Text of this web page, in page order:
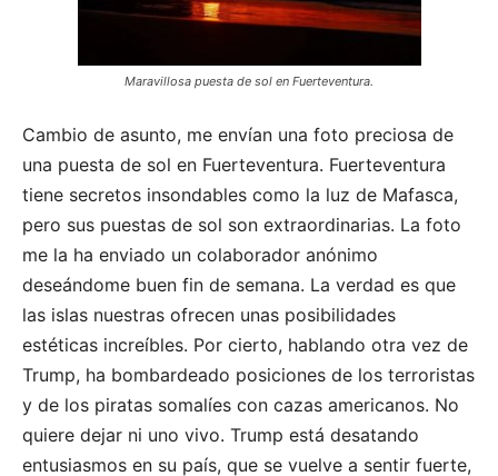
Maravillosa puesta de sol en Fuerteventura.
Cambio de asunto, me envían una foto preciosa de
una puesta de sol en Fuerteventura. Fuerteventura
tiene secretos insondables como la luz de Mafasca,
pero sus puestas de sol son extraordinarias. La foto
me la ha enviado un colaborador anónimo
deseándome buen fin de semana. La verdad es que
las islas nuestras ofrecen unas posibilidades
estéticas increíbles. Por cierto, hablando otra vez de
Trump, ha bombardeado posiciones de los terroristas
y de los piratas somalíes con cazas americanos. No
quiere dejar ni uno vivo. Trump está desatando
entusiasmos en su país, que se vuelve a sentir fuerte,